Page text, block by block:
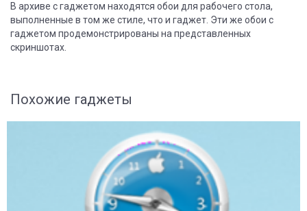
В архиве с гаджетом находятся обои для рабочего стола,
выполненные в том же стиле, что и гаджет. Эти же обои с
гаджетом продемонстрированы на представленных
скриншотах.
Похожие гаджеты